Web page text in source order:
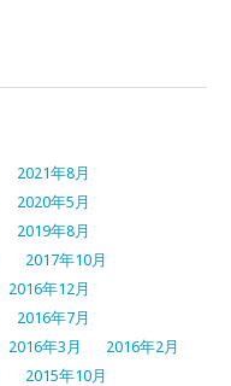
2021年8月
2020年5月
2019年8月
2017年10月
2016年12月
2016年7月
2016年3月
2016年2月
2015年10月